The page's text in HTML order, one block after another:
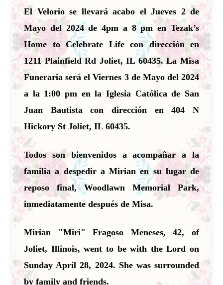
El Velorio se llevará acabo el Jueves 2 de
Mayo del 2024 de 4pm a 8 pm en Tezak’s
Home to Celebrate Life con dirección en
1211 Plainfield Rd Joliet, IL 60435.La Misa
Funeraria será el Viernes 3 de Mayo del 2024
a la 1:00 pm en la Iglesia Católica de San
Juan Bautista con dirección en 404 N
Hickory St Joliet, IL 60435.
Todos son bienvenidos a acompañar a la
familia a despedir a Mirian en su lugar de
reposo final, Woodlawn Memorial Park,
inmediatamente después de Misa.
Mirian "Miri" Fragoso Meneses, 42, of
Joliet, Illinois, went to be with the Lord on
Sunday April 28, 2024. She was surrounded
by family and friends.